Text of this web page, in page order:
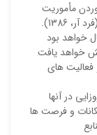
مأموریت
1386).
خواهد بود
خواهد یافت
هاي
در آنها
و فرصت ها